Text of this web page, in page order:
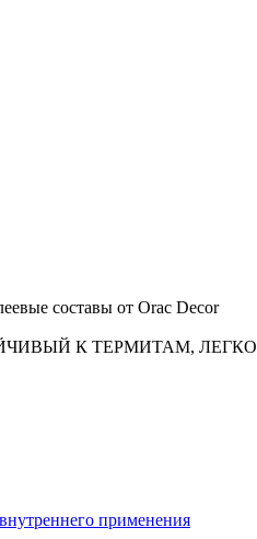
составы от Orac Decor
К ТЕРМИТАМ,
применения